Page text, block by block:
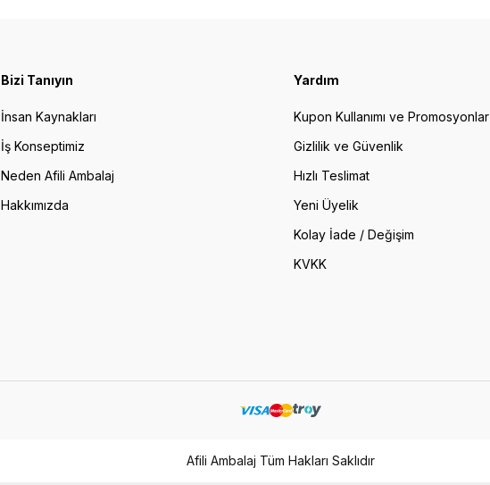
Bizi Tanıyın
İnsan Kaynakları
İş Konseptimiz
Neden Afili Ambalaj
Hakkımızda
Yardım
Kupon Kullanımı ve Promosyonlar
Gizlilik ve Güvenlik
Hızlı Teslimat
Yeni Üyelik
Kolay İade / Değişim
KVKK
Afili Ambalaj Tüm Hakları Saklıdır